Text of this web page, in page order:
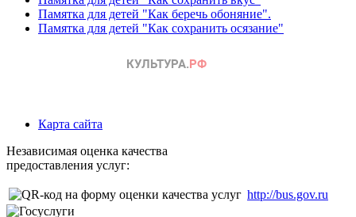
Памятка для детей "Как беречь обоняние".
Памятка для детей "Как сохранить осязание"
Карта сайта
Независимая оценка качества
предоставления услуг:
http://bus.gov.ru